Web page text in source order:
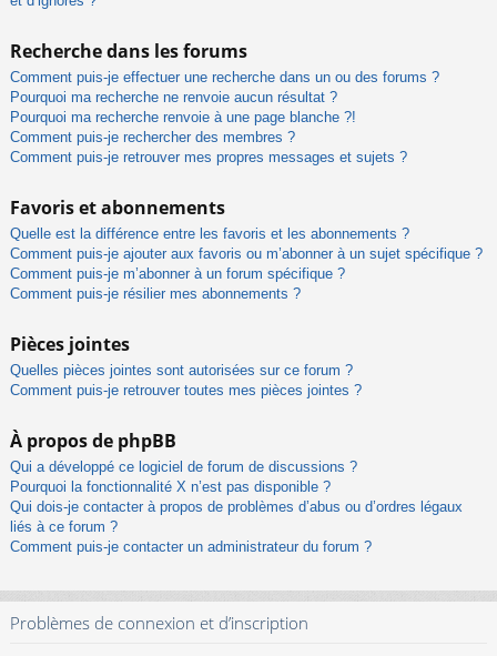
Recherche dans les forums
Comment puis-je effectuer une recherche dans un ou des forums ?
Pourquoi ma recherche ne renvoie aucun résultat ?
Pourquoi ma recherche renvoie à une page blanche ?!
Comment puis-je rechercher des membres ?
Comment puis-je retrouver mes propres messages et sujets ?
Favoris et abonnements
Quelle est la différence entre les favoris et les abonnements ?
Comment puis-je ajouter aux favoris ou m’abonner à un sujet spécifique ?
Comment puis-je m’abonner à un forum spécifique ?
Comment puis-je résilier mes abonnements ?
Pièces jointes
Quelles pièces jointes sont autorisées sur ce forum ?
Comment puis-je retrouver toutes mes pièces jointes ?
À propos de phpBB
Qui a développé ce logiciel de forum de discussions ?
Pourquoi la fonctionnalité X n’est pas disponible ?
Qui dois-je contacter à propos de problèmes d’abus ou d’ordres légaux
liés à ce forum ?
Comment puis-je contacter un administrateur du forum ?
Problèmes de connexion et d’inscription